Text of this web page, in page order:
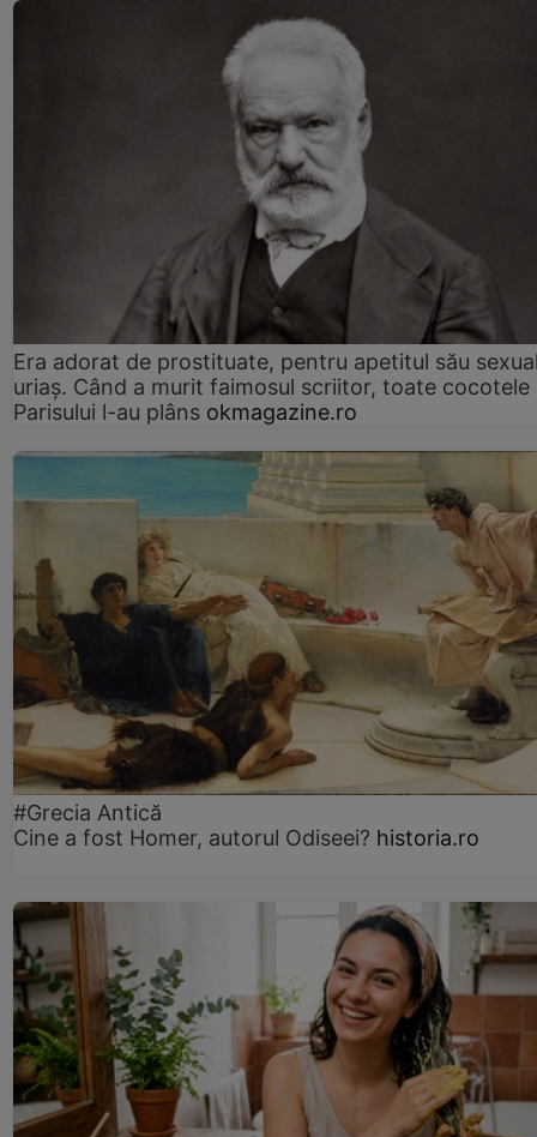
Era adorat de prostituate, pentru apetitul său
uriaș. Când a murit faimosul scriitor, toate cocotele
Parisului l-au plâns okmagazine.ro
#Grecia Antică
Cine a fost Homer, autorul Odiseei? historia.ro